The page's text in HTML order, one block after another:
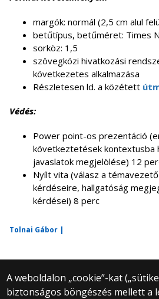
margók: normál (2,5 cm alul
betűtípus, betűméret: Times
sorköz: 1,5
szövegközi hivatkozási
következetes alkalmazása
Részletesen ld. a közétett
Védés:
Power point-os prezentáció
következtetések kontextusba
javaslatok megjelölése) 12
Nyílt vita (válasz a
kérdéseire, hallgatóság
kérdései) 8 perc
Tolnai Gábor |
A weboldalon „cookie”-kat
biztonságos böngészés mellett a
© 2025 Eötvös Loránd